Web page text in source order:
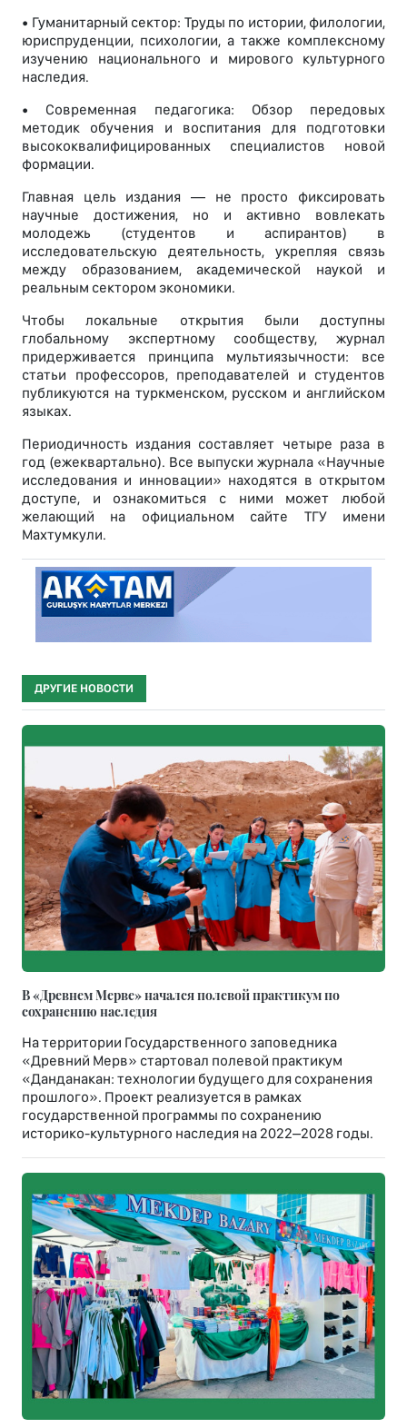
• Гуманитарный сектор: Труды по истории, филологии,
юриспруденции, психологии, а также комплексному
изучению национального и мирового культурного
наследия.
• Современная педагогика: Обзор передовых
методик обучения и воспитания для подготовки
высококвалифицированных специалистов новой
формации.
Главная цель издания — не просто фиксировать
научные достижения, но и активно вовлекать
молодежь (студентов и аспирантов) в
исследовательскую деятельность, укрепляя связь
между образованием, академической наукой и
реальным сектором экономики.
Чтобы локальные открытия были доступны
глобальному экспертному сообществу, журнал
придерживается принципа мультиязычности: все
статьи профессоров, преподавателей и студентов
публикуются на туркменском, русском и английском
языках.
Периодичность издания составляет четыре раза в
год (ежеквартально). Все выпуски журнала «Научные
исследования и инновации» находятся в открытом
доступе, и ознакомиться с ними может любой
желающий на официальном сайте ТГУ имени
Махтумкули.
ДРУГИЕ НОВОСТИ
В «Древнем Мерве» начался полевой практикум по
сохранению наследия
На территории Государственного заповедника
«Древний Мерв» стартовал полевой практикум
«Данданакан: технологии будущего для сохранения
прошлого». Проект реализуется в рамках
государственной программы по сохранению
историко-культурного наследия на 2022–2028 годы.